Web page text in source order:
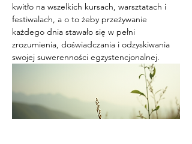
kwitło na wszelkich kursach, warsztatach i
festiwalach, a o to żeby przeżywanie
każdego dnia stawało się w pełni
zrozumienia, doświadczania i odzyskiwania
swojej suwerenności egzystencjonalnej.